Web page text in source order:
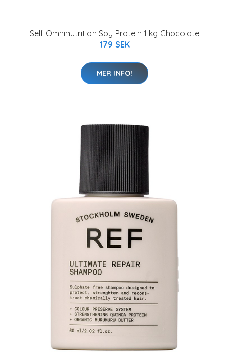
Self Omninutrition Soy Protein 1 kg Chocolate
179 SEK
MER INFO!